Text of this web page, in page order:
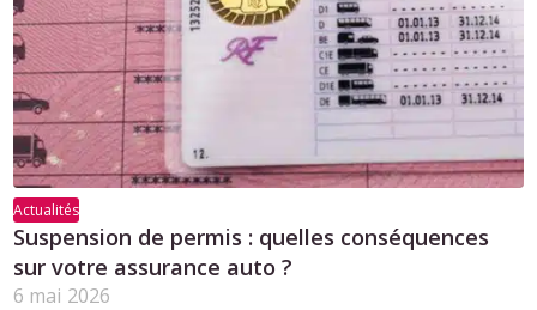
Actualités
Suspension de permis : quelles conséquences
sur votre assurance auto ?
6 mai 2026